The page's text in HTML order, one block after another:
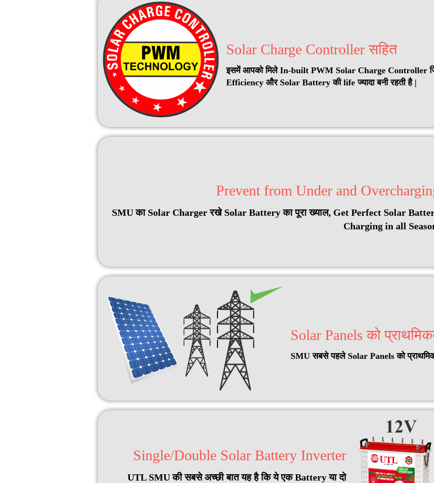
Solar Charge Controller सहित
इसमें आपको मिले In-built PWM Solar Charge Controller
Efficiency और Solar Battery की life ज्यादा बनी रहती है |
Prevent from Under and
SMU का Solar Charger रखे Solar Battery का पूरा ख्याल, Get Perfect Solar
Charging in all
Solar Panels को
SMU सबसे पहले Solar Panels को
Single/Double Solar Battery Inverter
UTL SMU की सबसे अच्छी बात यह है कि ये एक Battery या दो